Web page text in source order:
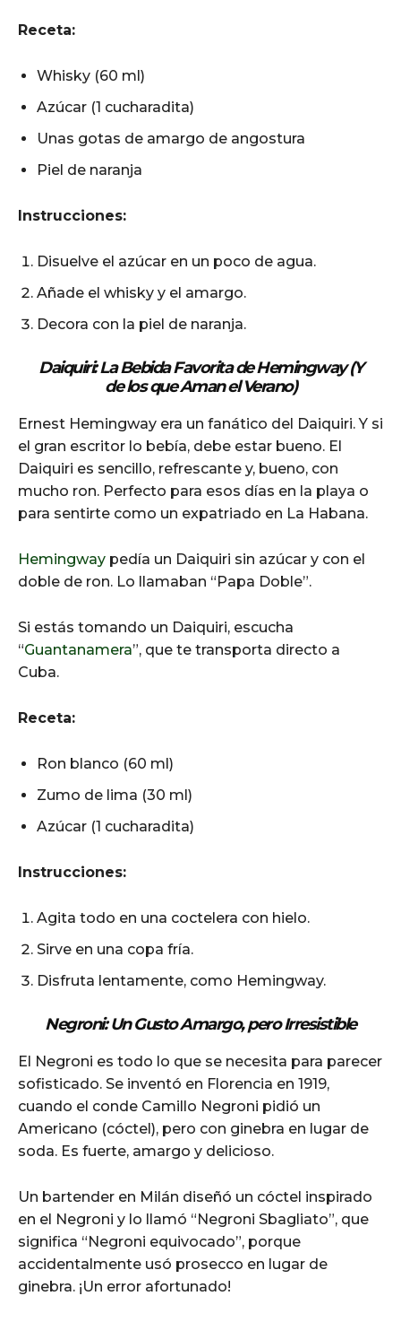
Receta:
Whisky (60 ml)
Azúcar (1 cucharadita)
Unas gotas de amargo de angostura
Piel de naranja
Instrucciones:
Disuelve el azúcar en un poco de agua.
Añade el whisky y el amargo.
Decora con la piel de naranja.
Daiquiri: La Bebida Favorita de Hemingway (Y
de los que Aman el Verano)
Ernest Hemingway era un fanático del Daiquiri. Y si
el gran escritor lo bebía, debe estar bueno. El
Daiquiri es sencillo, refrescante y, bueno, con
mucho ron. Perfecto para esos días en la playa o
para sentirte como un expatriado en La Habana.
Hemingway pedía un Daiquiri sin azúcar y con el
doble de ron. Lo llamaban “Papa Doble”.
Si estás tomando un Daiquiri, escucha
“Guantanamera”, que te transporta directo a
Cuba.
Receta:
Ron blanco (60 ml)
Zumo de lima (30 ml)
Azúcar (1 cucharadita)
Instrucciones:
Agita todo en una coctelera con hielo.
Sirve en una copa fría.
Disfruta lentamente, como Hemingway.
Negroni: Un Gusto Amargo, pero Irresistible
El Negroni es todo lo que se necesita para parecer
sofisticado. Se inventó en Florencia en 1919,
cuando el conde Camillo Negroni pidió un
Americano (cóctel), pero con ginebra en lugar de
soda. Es fuerte, amargo y delicioso.
Un bartender en Milán diseñó un cóctel inspirado
en el Negroni y lo llamó “Negroni Sbagliato”, que
significa “Negroni equivocado”, porque
accidentalmente usó prosecco en lugar de
ginebra. ¡Un error afortunado!